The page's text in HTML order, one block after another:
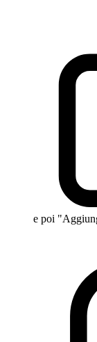
e poi